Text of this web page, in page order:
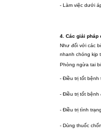
- Làm việc dưới
4. Các giải pháp
Như đối với các
nhanh chóng kịp
Phòng ngừa tai
- Điều trị tốt bệnh
- Điều trị tốt bệnh
- Điều trị tình
- Dùng thuốc